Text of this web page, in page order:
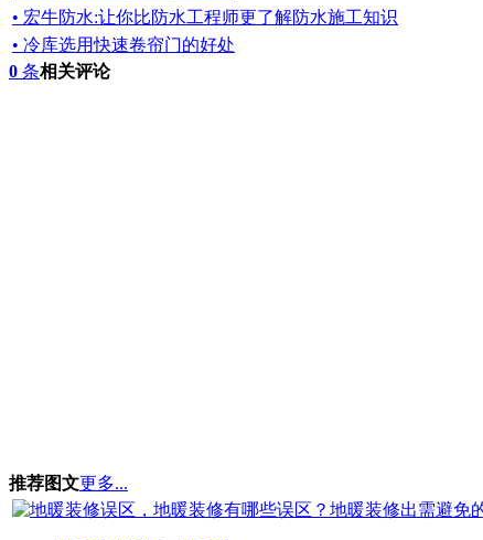
• 宏牛防水:让你比防水工程师更了解防水施工知识
• 冷库选用快速卷帘门的好处
0 条相关评论
推荐图文更多...